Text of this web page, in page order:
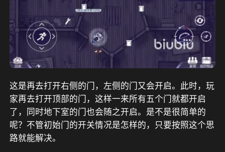
这是再去打开右侧的门，左侧的门又会开启。此时，玩
家再去打开顶部的门，这样一来所有五个门就都开启
了，同时地下室的门也会随之开启。是不是很简单的
呢？不管初始门的开关情况是怎样的，只要按照这个思
路就能解决。